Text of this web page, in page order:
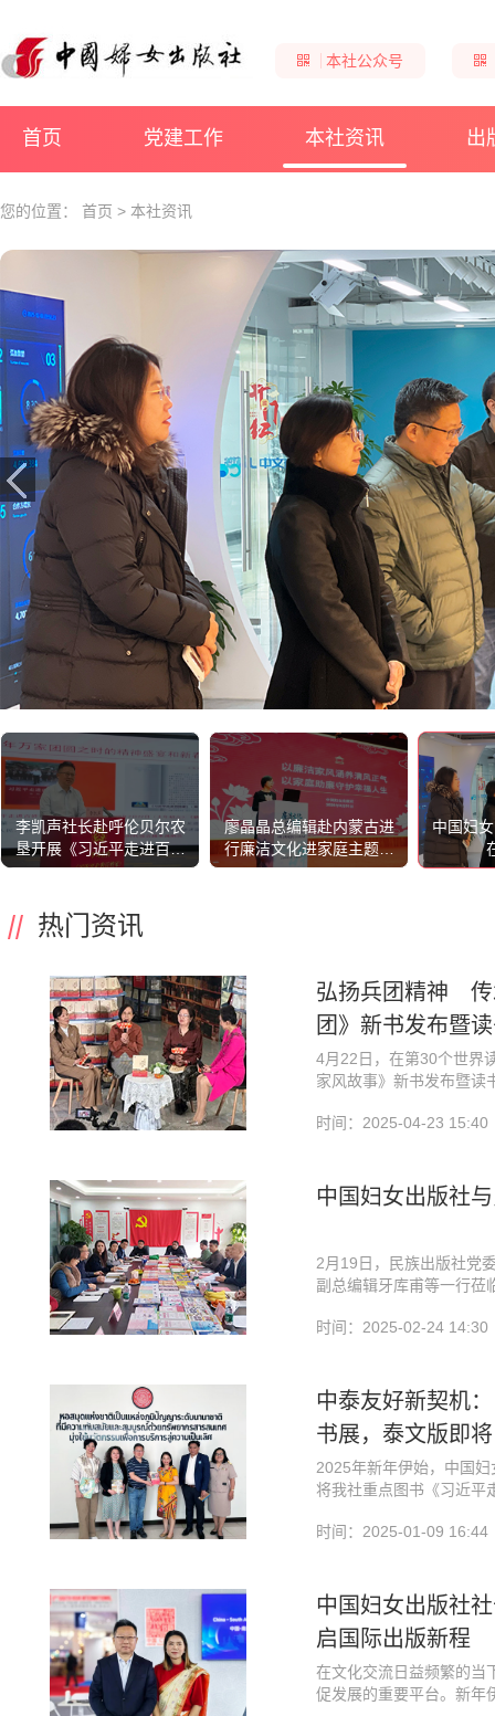
本社公众号
首页 党建工作 本社资讯 出
您的位置： 首页 > 本社资讯
李凯声社长赴呼伦贝尔农
垦开展《习近平走进百姓
家》（第二辑）专题宣讲
样分享活动
廖晶晶总编辑赴内蒙古进
行廉洁文化进家庭主题宣
讲
中国妇
热门资讯
弘扬兵团精神 传
团》新书发布暨
4月22日，在第30个世界
家风故事》新书发布暨读
中国妇女出版社出版的
动人故事展开叙事，组成
红色基因、铸牢中华民族
时间：2025-04-23 15:40
中国妇女出版社
2月19日，民族出版社党
副总编辑牙库甫等一行莅
开深入座谈。
民族出版社郭喜社长一行
牢中华民族共同体意识
探讨，在选题策划、宣介
合作共识，并计划建立务
时间：2025-02-24 14:30
中泰友好新契机
书展，泰文版即
2025年新年伊始，中国
将我社重点图书《习近平
出。这部承载着深刻内涵
时间：2025-01-09 16:44
中国妇女出版社
启国际出版新程
在文化交流日益频繁的当
促发展的重要平台。新年